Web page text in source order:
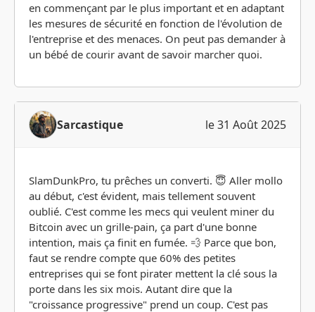
en commençant par le plus important et en adaptant
les mesures de sécurité en fonction de l'évolution de
l'entreprise et des menaces. On peut pas demander à
un bébé de courir avant de savoir marcher quoi.
Sarcastique le 31 Août 2025
SlamDunkPro, tu prêches un converti. 😇 Aller mollo
au début, c'est évident, mais tellement souvent
oublié. C'est comme les mecs qui veulent miner du
Bitcoin avec un grille-pain, ça part d'une bonne
intention, mais ça finit en fumée. 💨 Parce que bon,
faut se rendre compte que 60% des petites
entreprises qui se font pirater mettent la clé sous la
porte dans les six mois. Autant dire que la
"croissance progressive" prend un coup. C'est pas